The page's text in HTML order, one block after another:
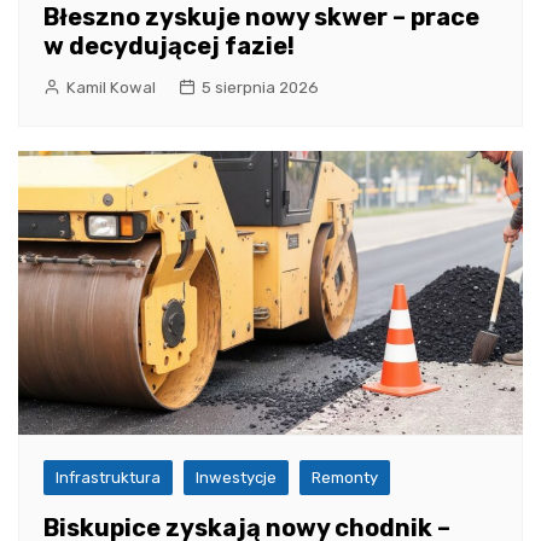
Błeszno zyskuje nowy skwer – prace
w decydującej fazie!
Kamil Kowal 5 sierpnia 2026
Infrastruktura Inwestycje Remonty
Biskupice zyskają nowy chodnik –